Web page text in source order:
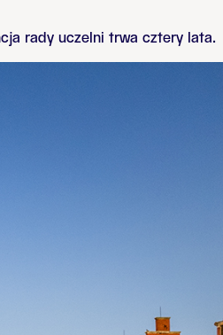
rady uczelni trwa cztery lata.